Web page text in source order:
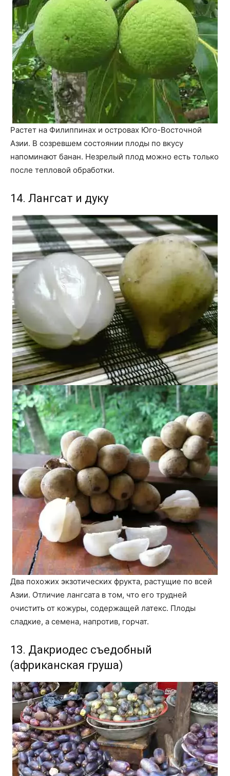
Растет на Филиппинах и островах Юго-Восточной
Азии. В созревшем состоянии плоды по вкусу
напоминают банан. Незрелый плод можно есть только
после тепловой обработки.
14. Лангсат и дуку
Два похожих экзотических фрукта, растущие по всей
Азии. Отличие лангсата в том, что его трудней
очистить от кожуры, содержащей латекс. Плоды
сладкие, а семена, напротив, горчат.
13. Дакриодес съедобный
(африканская груша)